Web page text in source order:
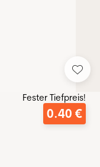
Fester Tiefpreis!
0.40 €